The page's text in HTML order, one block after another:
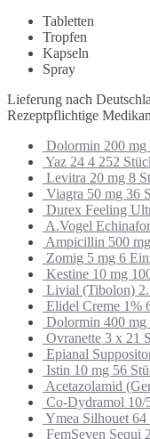
Tabletten
Tropfen
Kapseln
Spray
Lieferung nach
Rezeptpflichtige
Dolormin 200 mg
Yaz 24 4 252
Levitra 20 mg 8
Viagra 50 mg 36
Durex Feeling
A.Vogel
Ampicillin 500
Zomig 5 mg 6
Kestine 10 mg
Livial (Tibolon)
Elidel Creme 1%
Dolormin 400 mg
Ovranette 3 x 21
Epianal
Istin 10 mg 56
Acetazolamid
Co-Dydramol 10/
Ymea Silhouet 64
FemSeven Sequi